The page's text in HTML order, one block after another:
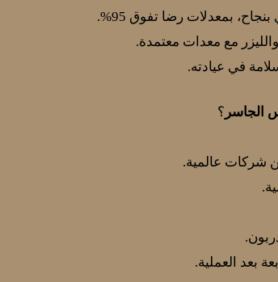
مع معدات معتمدة.
في عيادته.
الجاسر ؟
شركات عالمية.
بعد العملية.